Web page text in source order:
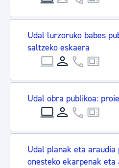
Udal lurzoruko babes
saltzeko eskaera
Udal obra publikoa:
Udal planak eta
onesteko ekarpenak eta